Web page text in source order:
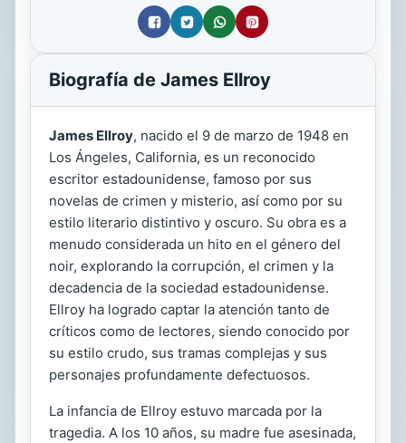
Biografía de James Ellroy
James Ellroy, nacido el 9 de marzo de 1948 en
Los Ángeles, California, es un reconocido
escritor estadounidense, famoso por sus
novelas de crimen y misterio, así como por su
estilo literario distintivo y oscuro. Su obra es a
menudo considerada un hito en el género del
noir, explorando la corrupción, el crimen y la
decadencia de la sociedad estadounidense.
Ellroy ha logrado captar la atención tanto de
críticos como de lectores, siendo conocido por
su estilo crudo, sus tramas complejas y sus
personajes profundamente defectuosos.
La infancia de Ellroy estuvo marcada por la
tragedia. A los 10 años, su madre fue asesinada,